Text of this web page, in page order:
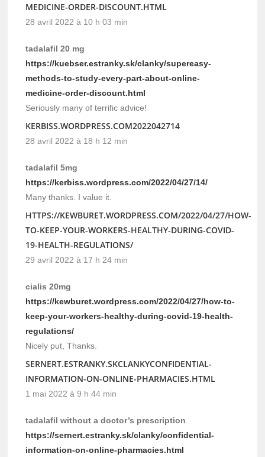
MEDICINE-ORDER-DISCOUNT.HTML
28 avril 2022 à 10 h 03 min
tadalafil 20 mg
https://kuebser.estranky.sk/clanky/supereasy-
methods-to-study-every-part-about-online-
medicine-order-discount.html
Seriously many of terrific advice!
KERBISS.WORDPRESS.COM2022042714
28 avril 2022 à 18 h 12 min
tadalafil 5mg
https://kerbiss.wordpress.com/2022/04/27/14/
Many thanks. I value it.
HTTPS://KEWBURET.WORDPRESS.COM/2022/04/27/HOW-
TO-KEEP-YOUR-WORKERS-HEALTHY-DURING-COVID-
19-HEALTH-REGULATIONS/
29 avril 2022 à 17 h 24 min
cialis 20mg
https://kewburet.wordpress.com/2022/04/27/how-to-
keep-your-workers-healthy-during-covid-19-health-
regulations/
Nicely put, Thanks.
SERNERT.ESTRANKY.SKCLANKYCONFIDENTIAL-
INFORMATION-ON-ONLINE-PHARMACIES.HTML
1 mai 2022 à 9 h 44 min
tadalafil without a doctor’s prescription
https://sernert.estranky.sk/clanky/confidential-
information-on-online-pharmacies.html